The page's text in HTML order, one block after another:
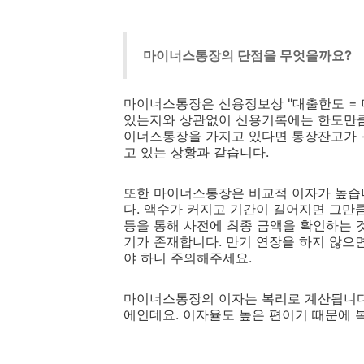
마이너스통장의 단점을 무엇을까요?
마이너스통장은 신용정보상 "대출한도
있는지와 상관없이 신용기록에는 한도
이너스통장을 가지고 있다면 통장잔고
고 있는 상황과 같습니다.
또한 마이너스통장은 비교적 이자가 높
다. 액수가 커지고 기간이 길어지면 그만
등을 통해 사전에 최종 금액을 확인하는
기가 존재합니다. 만기 연장을 하지 않으
야 하니 주의해주세요.
마이너스통장의 이자는 복리로 계산됩
에인데요. 이자율도 높은 편이기 때문에